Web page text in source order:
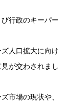
行政のキーパー
人口拡大に向け
が交わされまし
市場の現状や、